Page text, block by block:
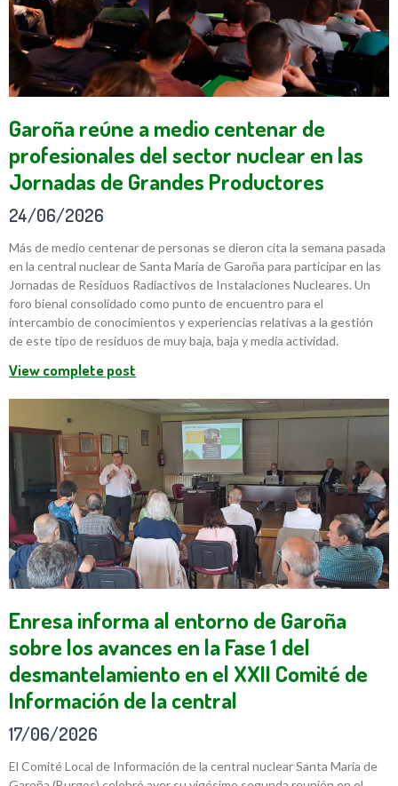
Garoña reúne a medio centenar de
profesionales del sector nuclear en las
Jornadas de Grandes Productores
24/06/2026
Más de medio centenar de personas se dieron cita la semana pasada
en la central nuclear de Santa María de Garoña para participar en las
Jornadas de Residuos Radiactivos de Instalaciones Nucleares. Un
foro bienal consolidado como punto de encuentro para el
intercambio de conocimientos y experiencias relativas a la gestión
de este tipo de residuos de muy baja, baja y media actividad.
View complete post
Enresa informa al entorno de Garoña
sobre los avances en la Fase 1 del
desmantelamiento en el XXII Comité de
Información de la central
17/06/2026
El Comité Local de Información de la central nuclear Santa María de